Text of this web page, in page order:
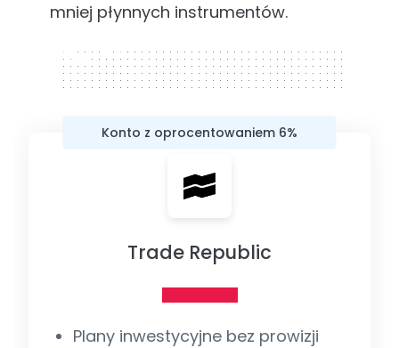
mniej płynnych instrumentów.
320 x 50
Konto z oprocentowaniem 6%
Trade Republic
Plany inwestycyjne bez prowizji